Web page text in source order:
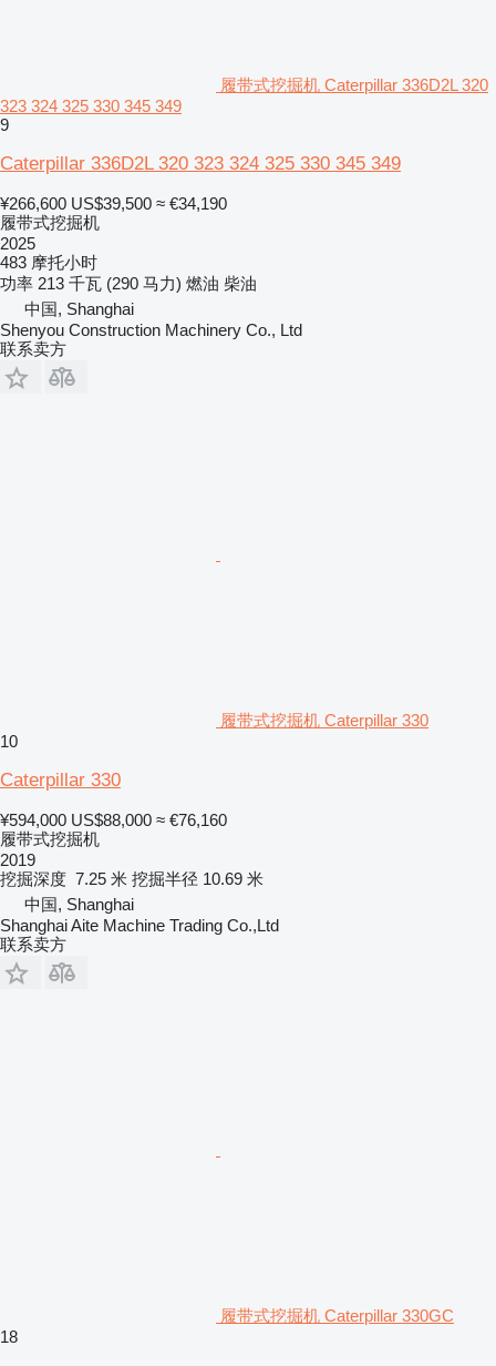
履带式挖掘机 Caterpillar 336D2L 320
323 324 325 330 345 349
9
Caterpillar 336D2L 320 323 324 325 330 345 349
¥266,600 US$39,500 ≈ €34,190
履带式挖掘机
2025
483 摩托小时
功率 213 千瓦 (290 马力) 燃油 柴油
中国, Shanghai
Shenyou Construction Machinery Co., Ltd
联系卖方
履带式挖掘机 Caterpillar 330
10
Caterpillar 330
¥594,000 US$88,000 ≈ €76,160
履带式挖掘机
2019
挖掘深度 7.25 米 挖掘半径 10.69 米
中国, Shanghai
Shanghai Aite Machine Trading Co.,Ltd
联系卖方
履带式挖掘机 Caterpillar 330GC
18